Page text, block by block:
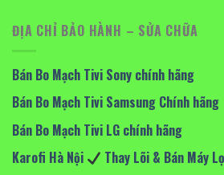
ĐỊA CHỈ BẢO HÀNH – SỬA CHỮA
Bán Bo Mạch Tivi Sony chính hãng
Bán Bo Mạch Tivi Samsung Chính hãng
Bán Bo Mạch Tivi LG chính hãng
Karofi Hà Nội
Thay Lõi & Bán Máy